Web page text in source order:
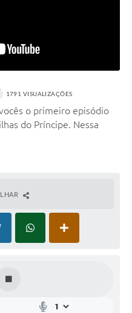
1791 VISUALIZAÇÕES
o primeiro episódio
do Príncipe. Nessa